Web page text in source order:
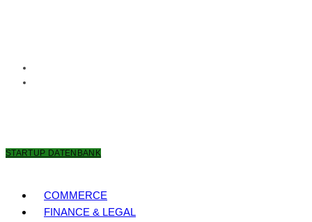
STARTUP DATENBANK
COMMERCE
FINANCE & LEGAL